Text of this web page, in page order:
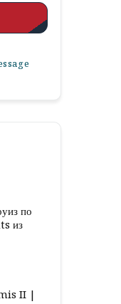
по
из
II |